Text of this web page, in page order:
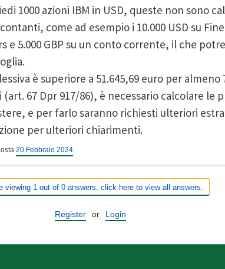
1000 azioni IBM in USD, queste non sono
come ad esempio i 10.000 USD su
e 5.000 GBP su un conto corrente, il che
è superiore a 51.645,69 euro per almeno
67 Dpr 917/86), è necessario calcolare le
e per farlo saranno richiesti ulteriori
per ulteriori chiarimenti.
20 Febbraio 2024
viewing 1 out of 0 answers, click here to view all answers.
Register or Login